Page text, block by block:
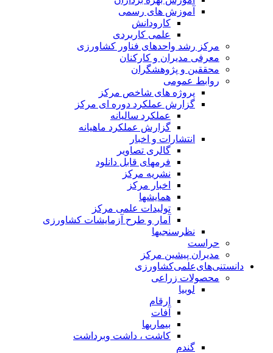
آموزش های رسمی
کارودانش
علمی کاربردی
مرکز رشد واحدهای فناور کشاورزی
معرفی مدیران و کارکنان
محققین و پژوهشگران
روابط عمومی
پروژه های شاخص مرکز
گزارش عملکرد دوره ای مرکز
عملکرد سالیانه
گزارش عملکرد ماهیانه
انتشارات و اخبار
گالری تصاویر
فرمهای قابل دانلود
نشریه مرکز
اخبار مرکز
همایشها
تولیدات علمی مرکز
آمار و طرح آزمایشات کشاورزی
نظرسنجیها
حراست
مدیران پیشین مرکز
دانستنی‌های‌علمی‌کشاورزی
محصولات زراعی
لوبیا
ارقام
آفات
بیماریها
کاشت ، داشت وبرداشت
گندم